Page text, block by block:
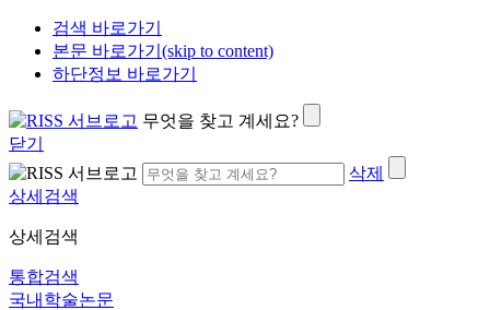
검색 바로가기
본문 바로가기(skip to content)
하단정보 바로가기
무엇을 찾고 계세요?
닫기
삭제
상세검색
상세검색
통합검색
국내학술논문